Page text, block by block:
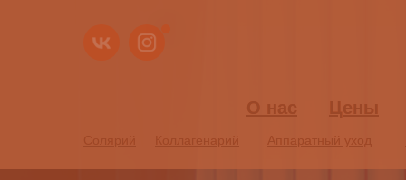
Цены
Цены
О нас
О нас
Коллагенарий Аппаратный уход
Аппаратный уход
Коллагенарий